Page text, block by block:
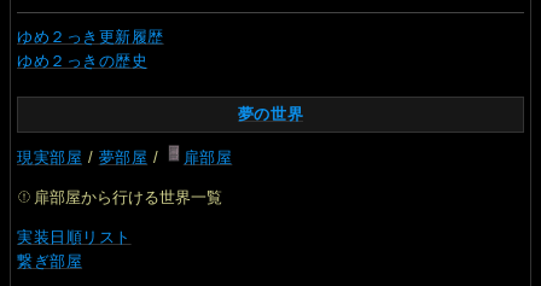
ゆめ２っき更新履歴
ゆめ２っきの歴史
夢の世界
現実部屋 / 夢部屋 / 扉部屋
扉部屋から行ける世界一覧
実装日順リスト
繋ぎ部屋